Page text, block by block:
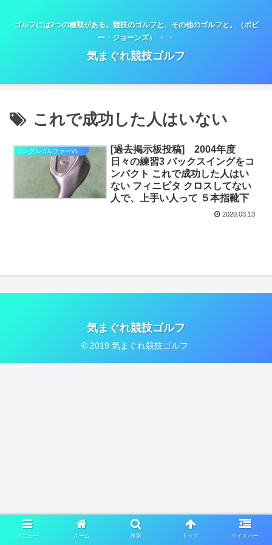
ゴルフには2つの種類がある。競技のゴルフと、その他のゴルフと。（ボビ
ー・ジョーンズ） ・ ・
気まぐれ競技ゴルフ
これで成功した人はいない
[過去掲示板投稿] 2004年度
日々の練習3 バックスイングをコ
ンパクト これで成功した人はい
ない フィニピタ クロスしてない
人で、上手い人って ５本指靴下
2020.03.13
気まぐれ競技ゴルフ
© 2019 気まぐれ競技ゴルフ.
メニュー ホーム 検索 トップ サイドバー